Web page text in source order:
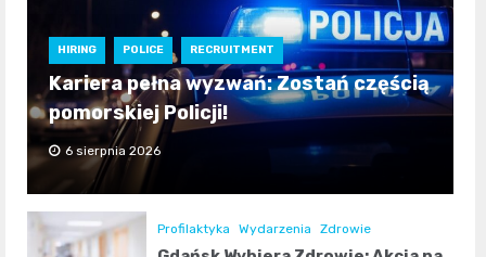
HIRING POLICE RECRUITMENT
Kariera pełna wyzwań: Zostań częścią
pomorskiej Policji!
6 sierpnia 2026
Profilaktyka Wydarzenia Zdrowie